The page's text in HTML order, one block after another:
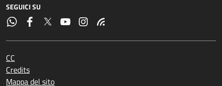
SEGUICI SU
CC
Credits
Mappa del sito